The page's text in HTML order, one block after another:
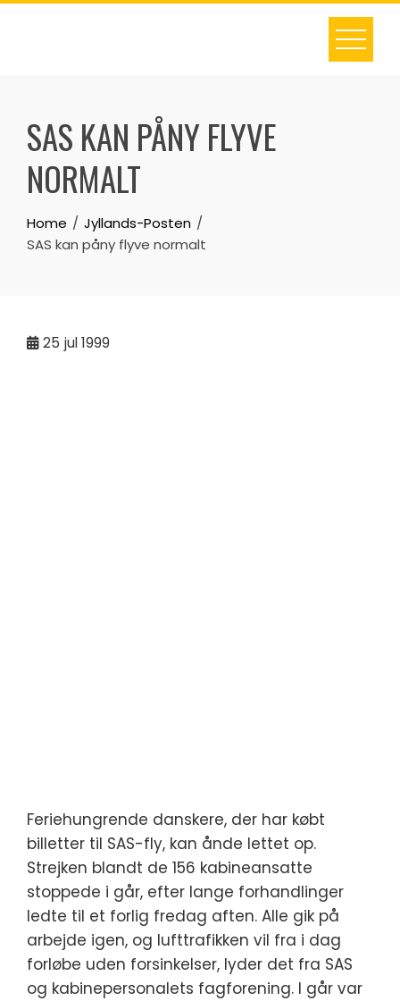
Skip
SAS KAN PÅNY FLYVE
NORMALT
Home
Jyllands-Posten
SAS kan påny flyve normalt
25 jul 1999
Feriehungrende danskere, der har købt
billetter til SAS-fly, kan ånde lettet op.
Strejken blandt de 156 kabineansatte
stoppede i går, efter lange forhandlinger
ledte til et forlig fredag aften. Alle gik på
arbejde igen, og lufttrafikken vil fra i dag
forløbe uden forsinkelser, lyder det fra SAS
og kabinepersonalets fagforening. I går var